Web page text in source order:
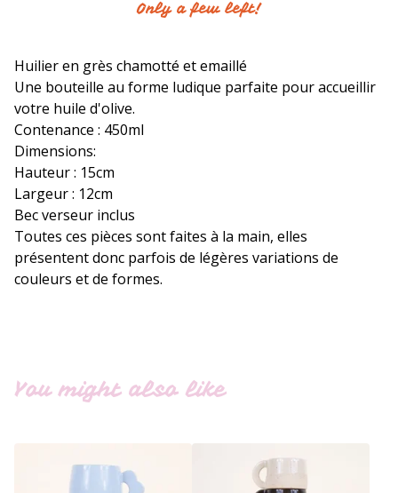
Only a few left!
Huilier en grès chamotté et emaillé
Une bouteille au forme ludique parfaite pour accueillir
votre huile d'olive.
Contenance : 450ml
Dimensions:
Hauteur : 15cm
Largeur : 12cm
Bec verseur inclus
Toutes ces pièces sont faites à la main, elles
présentent donc parfois de légères variations de
couleurs et de formes.
You might also like